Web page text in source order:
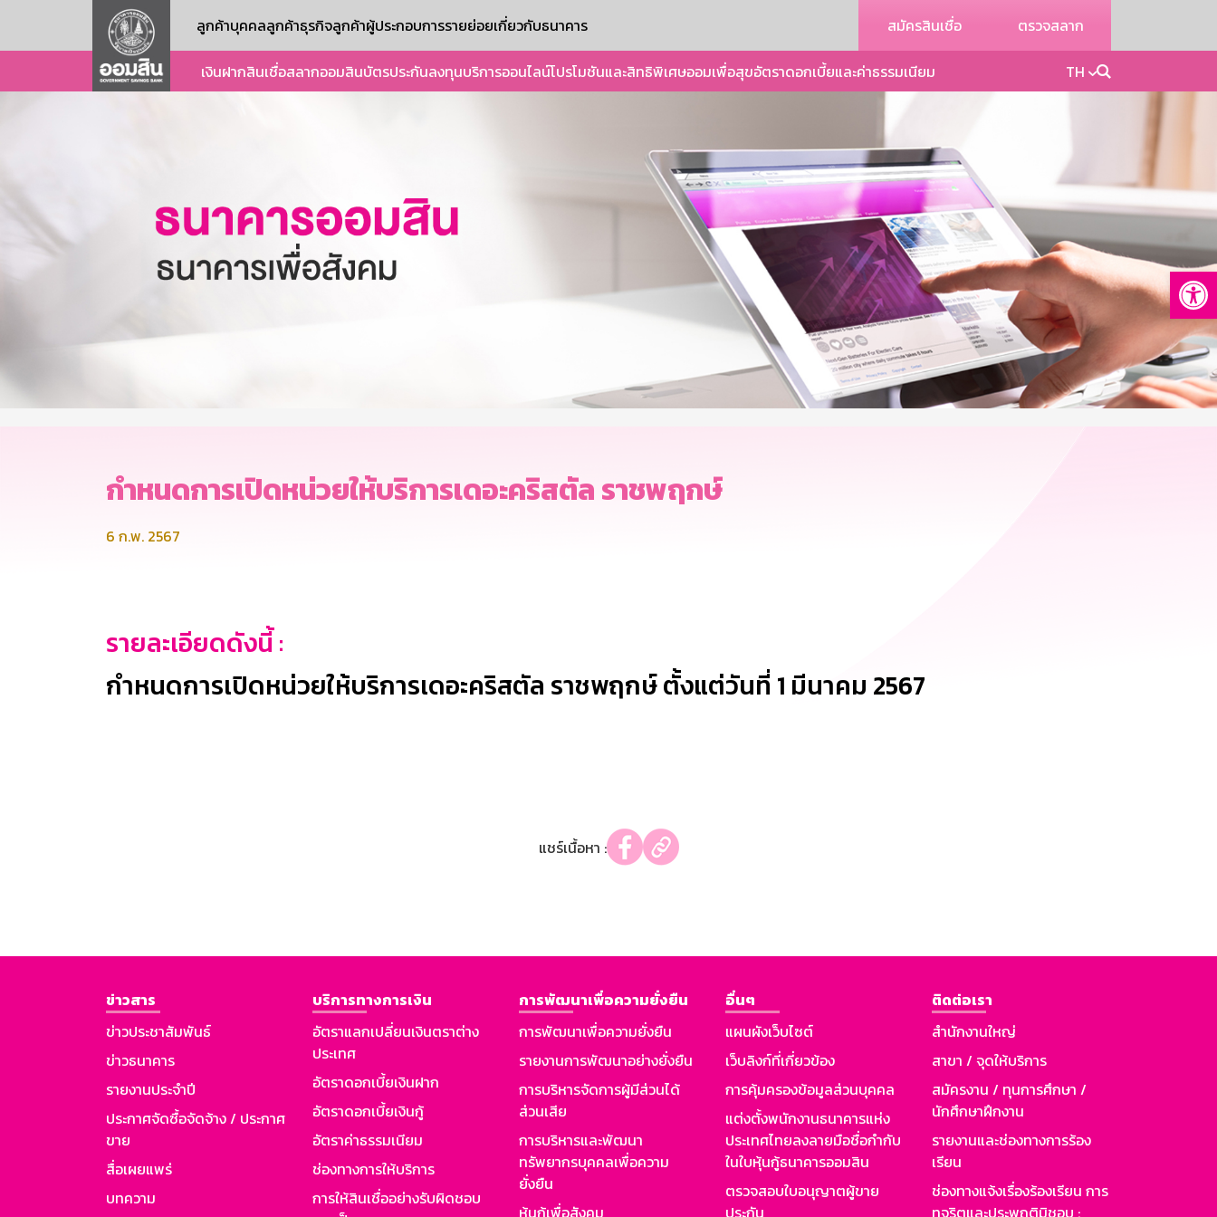
ลูกค้าบุคคลลูกค้าธุรกิจลูกค้าผู้ประกอบการรายย่อยเกี่ยวกับธนาคาร สมัครสินเชื่อ ตรวจสลาก
เงินฝากสินเชื่อสลากออมสินบัตรประกันลงทุนบริการออนไลน์โปรโมชันและสิทธิพิเศษออมเพื่อสุขอัตราดอกเบี้ยและค่าธรรมเนียม TH
กำหนดการเปิดหน่วยให้บริการเดอะคริสตัล ราชพฤกษ์
6 ก.พ. 2567
รายละเอียดดังนี้ :
กำหนดการเปิดหน่วยให้บริการเดอะคริสตัล ราชพฤกษ์ ตั้งแต่วันที่ 1 มีนาคม 2567
แชร์เนื้อหา :
ข่าวสาร
ข่าวประชาสัมพันธ์
ข่าวธนาคาร
รายงานประจำปี
ประกาศจัดซื้อจัดจ้าง / ประกาศ
ขาย
สื่อเผยแพร่
บทความ
บริการทางการเงิน
อัตราแลกเปลี่ยนเงินตราต่าง
ประเทศ
อัตราดอกเบี้ยเงินฝาก
อัตราดอกเบี้ยเงินกู้
อัตราค่าธรรมเนียม
ช่องทางการให้บริการ
การให้สินเชื่ออย่างรับผิดชอบ
การพัฒนาเพื่อความยั่งยืน
การพัฒนาเพื่อความยั่งยืน
รายงานการพัฒนาอย่างยั่งยืน
การบริหารจัดการผู้มีส่วนได้
ส่วนเสีย
การบริหารและพัฒนา
ทรัพยากรบุคคลเพื่อความ
ยั่งยืน
อื่นๆ
แผนผังเว็บไซต์
เว็บลิงก์ที่เกี่ยวข้อง
การคุ้มครองข้อมูลส่วนบุคคล
แต่งตั้งพนักงานธนาคารแห่ง
ประเทศไทยลงลายมือชื่อกำกับ
ในใบหุ้นกู้ธนาคารออมสิน
ตรวจสอบใบอนุญาตผู้ขาย
ติดต่อเรา
สำนักงานใหญ่
สาขา / จุดให้บริการ
สมัครงาน / ทุนการศึกษา /
นักศึกษาฝึกงาน
รายงานและช่องทางการร้อง
เรียน
ช่องทางแจ้งเรื่องร้องเรียน การ